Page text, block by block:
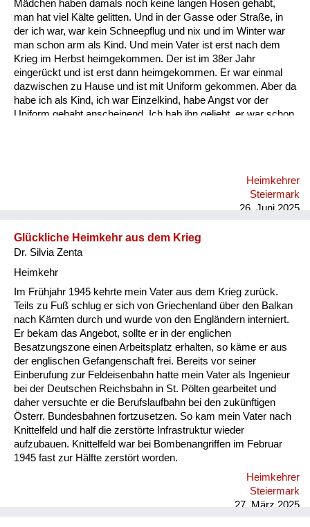
Frauen, Mütter, Kinder
Versorgung
Heimkehrer
Fluchtgeschichten
Wohnen
Mädchen haben damals noch keine langen Hosen gehabt,
man hat viel Kälte gelitten. Und in der Gasse oder Straße, in
der ich war, war kein Schneepflug und nix und im Winter war
man schon arm als Kind. Und mein Vater ist erst nach dem
Krieg im Herbst heimgekommen. Der ist im 38er Jahr
eingerückt und ist erst dann heimgekommen. Er war einmal
dazwischen zu Hause und ist mit Uniform gekommen. Aber da
habe ich als Kind, ich war Einzelkind, habe Angst vor der
Uniform gehabt anscheinend. Ich hab ihn geliebt, er war schon
meine Mutter ist mit mir immer am Bahnhof fahren mit dem
Fahrrad und der Vati war halt nie dabei, sie hat auch keine
Heimkehrer
Steiermark
26. Juni 2025
Glückliche Heimkehr aus dem Krieg
Dr. Silvia Zenta
Heimkehr
Im Frühjahr 1945 kehrte mein Vater aus dem Krieg zurück.
Teils zu Fuß schlug er sich von Griechenland über den Balkan
nach Kärnten durch und wurde von den Engländern interniert.
Er bekam das Angebot, sollte er in der englichen
Besatzungszone einen Arbeitsplatz erhalten, so käme er aus
der englischen Gefangenschaft frei. Bereits vor seiner
Einberufung zur Feldeisenbahn hatte mein Vater als Ingenieur
bei der Deutschen Reichsbahn in St. Pölten gearbeitet und
daher versuchte er die Berufslaufbahn bei den zukünftigen
Österr. Bundesbahnen fortzusetzen. So kam mein Vater nach
Knittelfeld und half die zerstörte Infrastruktur wieder
aufzubauen. Knittelfeld war bei Bombenangriffen im Februar
1945 fast zur Hälfte zerstört worden.
Heimkehrer
Steiermark
27. März 2025